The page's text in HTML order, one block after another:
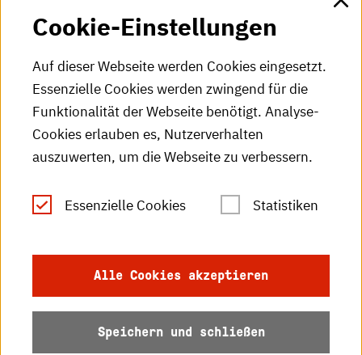
HKA-Videos
HKA-Publikationen
RSS-Feed
Leichte Sprache
Datenschutz
Barrierefreiheit
Cookie-Einstellungen
Auf dieser Webseite werden Cookies eingesetzt.
Essenzielle Cookies werden zwingend für die
Funktionalität der Webseite benötigt. Analyse-
Cookies erlauben es, Nutzerverhalten
auszuwerten, um die Webseite zu verbessern.
Essenzielle Cookies Statistiken
Alle Cookies akzeptieren
Speichern und schließen